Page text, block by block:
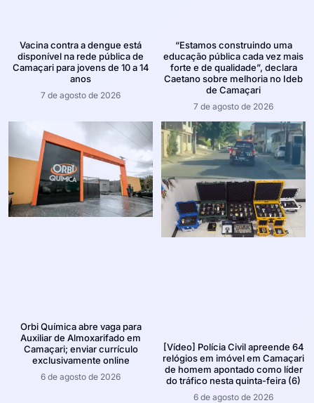
Vacina contra a dengue está
disponível na rede pública de
Camaçari para jovens de 10 a 14
anos
7 de agosto de 2026
“Estamos construindo uma
educação pública cada vez mais
forte e de qualidade”, declara
Caetano sobre melhoria no Ideb
de Camaçari
7 de agosto de 2026
Orbi Química abre vaga para
Auxiliar de Almoxarifado em
Camaçari; enviar currículo
exclusivamente online
6 de agosto de 2026
[Vídeo] Polícia Civil apreende 64
relógios em imóvel em Camaçari
de homem apontado como líder
do tráfico nesta quinta-feira (6)
6 de agosto de 2026